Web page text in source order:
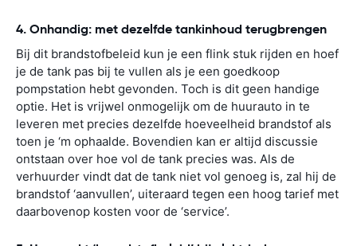
4. Onhandig: met dezelfde tankinhoud terugbrengen
Bij dit brandstofbeleid kun je een flink stuk rijden en hoef
je de tank pas bij te vullen als je een goedkoop
pompstation hebt gevonden. Toch is dit geen handige
optie. Het is vrijwel onmogelijk om de huurauto in te
leveren met precies dezelfde hoeveelheid brandstof als
toen je ‘m ophaalde. Bovendien kan er altijd discussie
ontstaan over hoe vol de tank precies was. Als de
verhuurder vindt dat de tank niet vol genoeg is, zal hij de
brandstof ‘aanvullen’, uiteraard tegen een hoog tarief met
daarbovenop kosten voor de ‘service’.